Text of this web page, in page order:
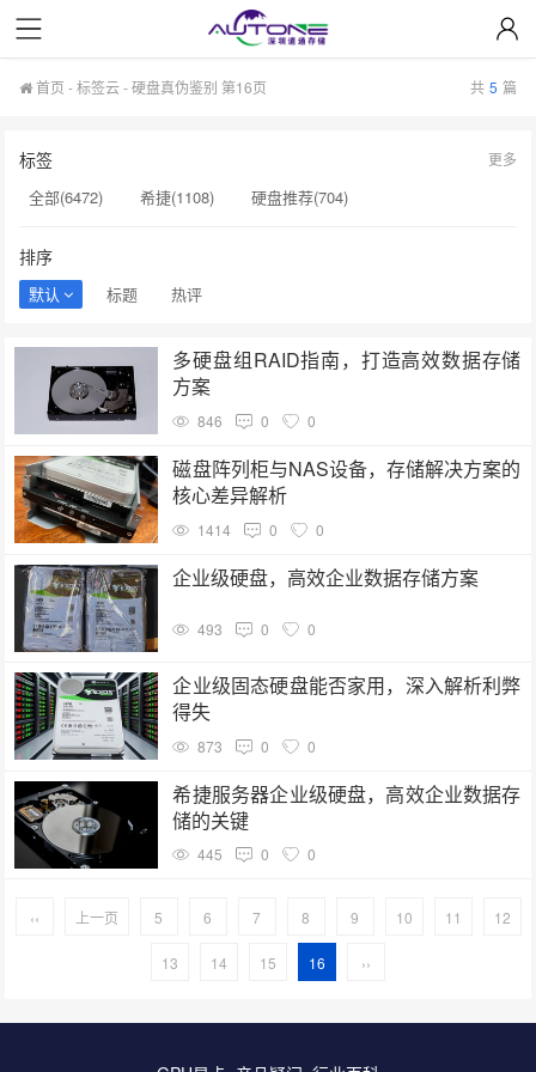
首页 -标签云- 硬盘真伪鉴别 第16页 共 5 篇
标签
全部(6472) 希捷(1108)
硬盘推荐(704)
NAS硬盘(593)
希捷硬盘(553)
硬盘批发价格(185)
西数硬盘(184)
固态硬盘(184)
希捷银河(183)
服务器(183)
sas硬盘(182)
硬盘代理商(181)
希捷银河Exos(181)
硬盘制造(180)
硬盘转速(180)
更多
排序
默认 标题 热评
多硬盘组RAID指南，打造高效数据存储
方案
846 0 0
磁盘阵列柜与NAS设备，存储解决方案的
核心差异解析
1414 0 0
企业级硬盘，高效企业数据存储方案
493 0 0
企业级固态硬盘能否家用，深入解析利弊
得失
873 0 0
希捷服务器企业级硬盘，高效企业数据存
储的关键
445 0 0
‹‹ 上一页 5 6 7 8 9 10 11 12
13 14 15 16 ››